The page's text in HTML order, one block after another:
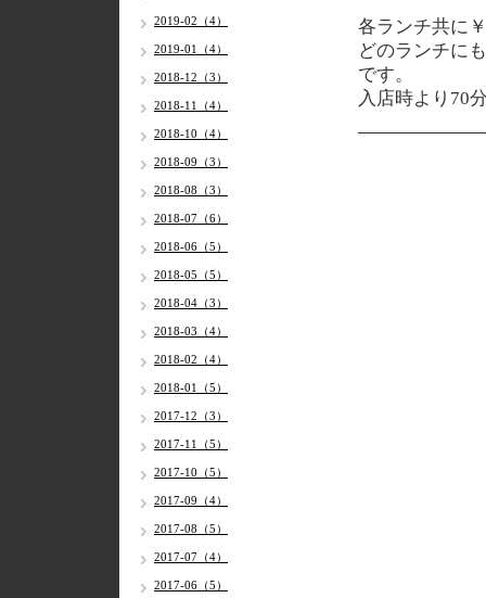
各ランチ共に
どのランチに
です。
入店時より70
2019-02（4）
2019-01（4）
2018-12（3）
2018-11（4）
2018-10（4）
2018-09（3）
2018-08（3）
2018-07（6）
2018-06（5）
2018-05（5）
2018-04（3）
2018-03（4）
2018-02（4）
2018-01（5）
2017-12（3）
2017-11（5）
2017-10（5）
2017-09（4）
2017-08（5）
2017-07（4）
2017-06（5）